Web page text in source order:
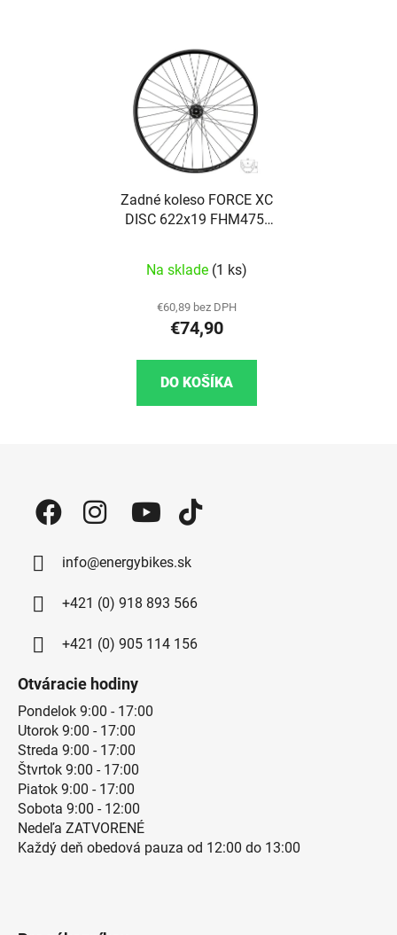
Zadné koleso FORCE XC
DISC 622x19 FHM475-
Na sklade (1 ks)
€60,89 bez DPH
€74,90
DO KOŠÍKA
info@energybikes.sk
+421 (0) 918 893 566
+421 (0) 905 114 156
Otváracie hodiny
Pondelok 9:00 - 17:00
Utorok 9:00 - 17:00
Streda 9:00 - 17:00
Štvrtok 9:00 - 17:00
Piatok 9:00 - 17:00
Sobota 9:00 - 12:00
Nedeľa ZATVORENÉ
Každý deň obedová pauza od 12:00 do 13:00